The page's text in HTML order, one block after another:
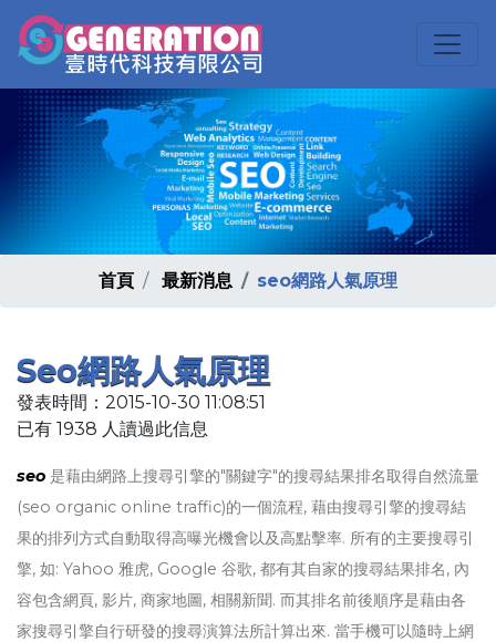
首頁 最新消息 seo網路人氣原理
Seo網路人氣原理
發表時間：2015-10-30 11:08:51
已有 1938 人讀過此信息
seo 是藉由網路上搜尋引擎的"關鍵字"的搜尋結果排名取得自然流量
(seo organic online traffic)的一個流程, 藉由搜尋引擎的搜尋結
果的排列方式自動取得高曝光機會以及高點擊率. 所有的主要搜尋引
擎, 如: Yahoo 雅虎, Google 谷歌, 都有其自家的搜尋結果排名, 內
容包含網頁, 影片, 商家地圖, 相關新聞. 而其排名前後順序是藉由各
家搜尋引擎自行研發的搜尋演算法所計算出來. 當手機可以隨時上網